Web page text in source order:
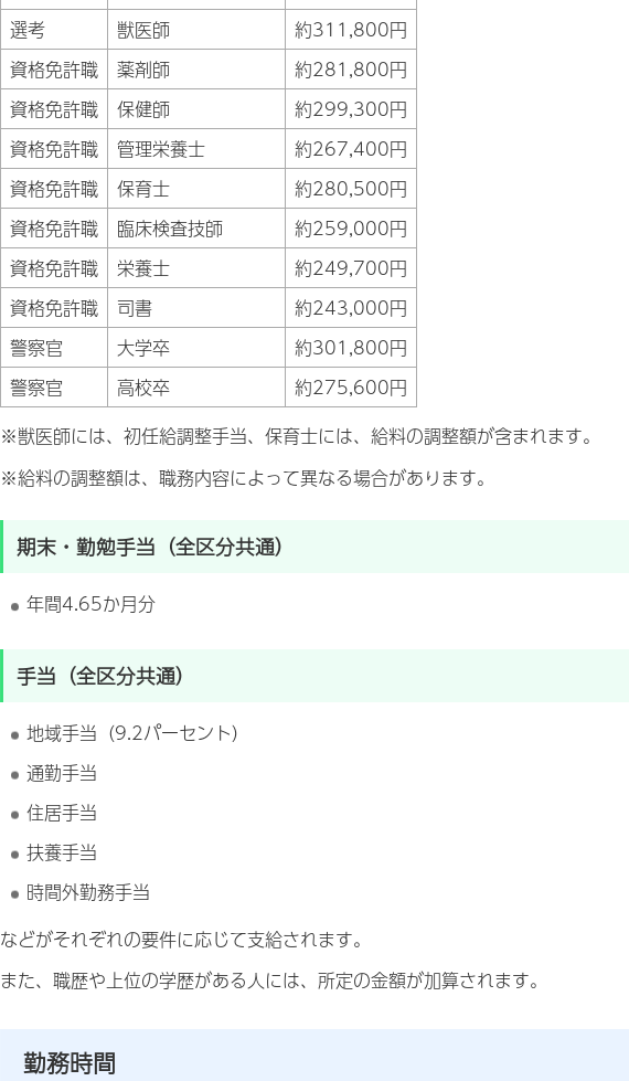
選考
獣医師
約311,800円
資格免許職
薬剤師
約281,800円
資格免許職
保健師
約299,300円
資格免許職
管理栄養士
約267,400円
資格免許職
保育士
約280,500円
資格免許職
臨床検査技師
約259,000円
資格免許職
栄養士
約249,700円
資格免許職
司書
約243,000円
警察官
大学卒
約301,800円
警察官
高校卒
約275,600円
※獣医師には、初任給調整手当、保育士には、給料の調整額が含まれます。
※給料の調整額は、職務内容によって異なる場合があります。
期末・勤勉手当（全区分共通）
年間4.65か月分
手当（全区分共通）
地域手当（9.2パーセント）
通勤手当
住居手当
扶養手当
時間外勤務手当
などがそれぞれの要件に応じて支給されます。
また、職歴や上位の学歴がある人には、所定の金額が加算されます。
勤務時間